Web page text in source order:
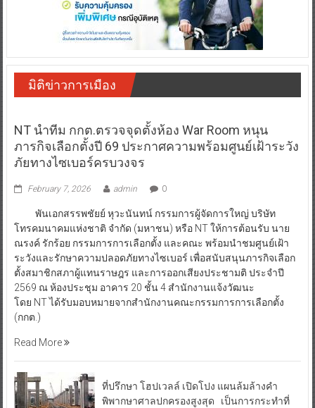
มิติข่าวการเมือง
NT นำทีม กกต.ตรวจจุดตั้งห้อง War Room หนุน
ภารกิจเลือกตั้งปี 69 ประกาศความพร้อมศูนย์เฝ้าระวัง
ภัยทางไซเบอร์ครบวงจร
February 7, 2026 admin 0
พันเอกสรรพชัยย์ หุวะนันทน์ กรรมการผู้จัดการใหญ่ บริษัท
โทรคมนาคมแห่งชาติ จำกัด (มหาชน) หรือ NT ให้การต้อนรับ นาย
ณรงค์ รักร้อย กรรมการการเลือกตั้ง และคณะ พร้อมนำชมศูนย์เฝ้า
ระวังและรักษาความปลอดภัยทางไซเบอร์ เพื่อสนับสนุนภารกิจเลือก
ตั้งสมาชิกสภาผู้แทนราษฎร และการออกเสียงประชามติ ประจำปี
2569 ณ ห้องประชุม อาคาร 20 ชั้น 4 สำนักงานแจ้งวัฒนะ
โดย NT ได้รับมอบหมายจากสำนักงานคณะกรรมการการเลือกตั้ง
(กกต.)
Read More
ที่ปรึกษา โฮปเวลล์ เปิดโปง แผนล้มล้างคำ
พิพากษาศาลปกครองสูงสุด เป็นการกระทำที่